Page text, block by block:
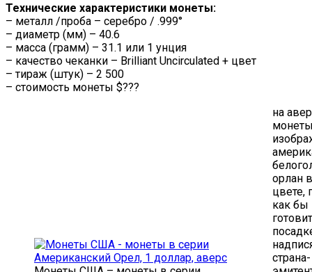
Технические характеристики монеты:
– металл /проба – серебро / .999°
– диаметр (мм) – 40.6
– масса (грамм) – 31.1 или 1 унция
– качество чеканки – Brilliant Uncirculated + цвет
– тираж (штук) – 2 500
– стоимость монеты $???
на
орлан в
цвете,
как бы
страна-